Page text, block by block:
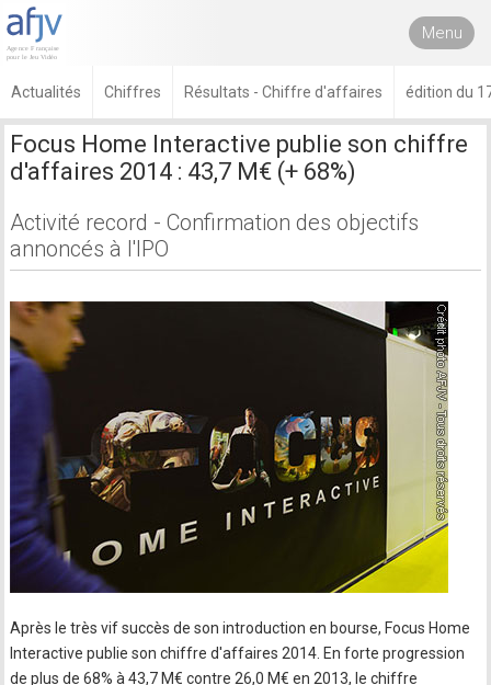
Menu
Actualités Chiffres Résultats - Chiffre d'affaires édition du
Focus Home Interactive publie son chiffre
d'affaires 2014 : 43,7 M€ (+ 68%)
Activité record - Confirmation des objectifs
annoncés à l'IPO
Après le très vif succès de son introduction en bourse, Focus Home
Interactive publie son chiffre d'affaires 2014. En forte progression
de plus de 68% à 43,7 M€ contre 26,0 M€ en 2013, le chiffre